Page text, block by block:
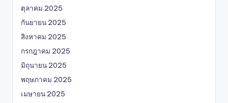
ตุลาคม 2025
กันยายน 2025
สิงหาคม 2025
กรกฎาคม 2025
มิถุนายน 2025
พฤษภาคม 2025
เมษายน 2025